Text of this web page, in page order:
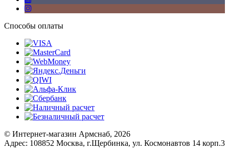
Способы оплаты
© Интернет-магазин Армснаб, 2026
Адрес: 108852 Москва, г.Щербинка, ул. Космонавтов 14 корп.3